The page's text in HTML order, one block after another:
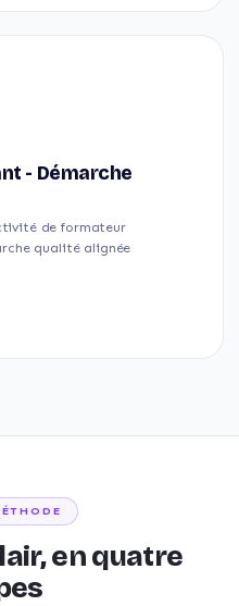
- Démarche
de formateur
qualité alignée
en quatre